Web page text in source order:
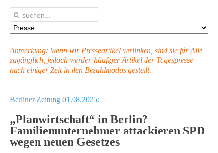
Anmerkung: Wenn wir Presseartikel verlinken, sind sie für Alle
zugänglich, jedoch werden häufiger Artikel der Tagespresse
nach einiger Zeit in den Bezahlmodus gestellt.
Berliner Zeitung 01.08.2025:
„Planwirtschaft“ in Berlin?
Familienunternehmer attackieren SPD
wegen neuen Gesetzes